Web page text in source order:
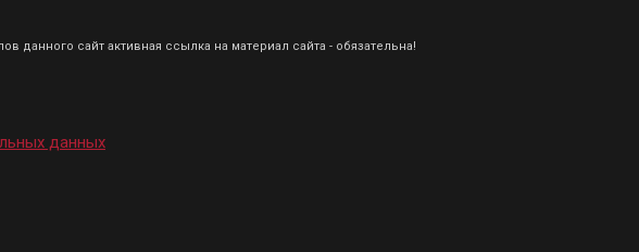
данного сайт активная ссылка на материал сайта - обязательна!
данных